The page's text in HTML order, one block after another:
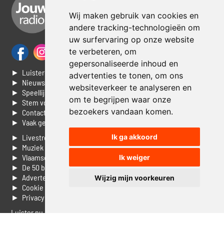
Wij maken gebruik van cookies en
andere tracking-technologieën om
uw surfervaring op onze website
te verbeteren, om
gepersonaliseerde inhoud en
advertenties te tonen, om ons
websiteverkeer te analyseren en
om te begrijpen waar onze
bezoekers vandaan komen.
Ik ga akkoord
Ik weiger
Wijzig mijn voorkeuren
► Luisteren naar Jouwradio
► Nieuws
► Speellijst
► Stem voor de Dag top 3
► Contacteer ons
► Vaak gestelde vragen
► Livestream informatie
► Muziek opzoeken
► Vlaamse 100 Aller tijden
► De 50 beste van...
► Adverteren op Jouwradio
► Cookie voorkeuren wijzigen
► Privacyinformatie
Luister nu naar Jouwradio! De beste Nederlandstalige muziek